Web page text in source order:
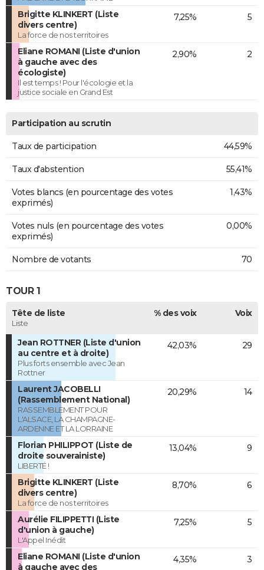
Brigitte KLINKERT (Liste
divers centre)
La force de nos territoires
7,25% 5
Eliane ROMANI (Liste d'union
à gauche avec des
écologiste)
Il est temps ! Pour l'écologie et la
justice sociale en Grand Est
2,90% 2
Participation au scrutin
Taux de participation 44,59%
Taux d'abstention 55,41%
Votes blancs (en pourcentage des votes
exprimés)
1,43%
Votes nuls (en pourcentage des votes
exprimés)
0,00%
Nombre de votants 70
TOUR 1
Tête de liste
Liste
% des voix Voix
Jean ROTTNER (Liste d'union
au centre et à droite)
Plus forts ensemble avec Jean
Rottner
42,03% 29
Laurent JACOBELLI
(Rassemblement National)
RASSEMBLEMENT POUR
L'ALSACE, LA CHAMPAGNE-
ARDENNE ET LA LORRAINE
20,29% 14
Florian PHILIPPOT (Liste de
droite souverainiste)
LIBERTÉ !
13,04% 9
Brigitte KLINKERT (Liste
divers centre)
La force de nos territoires
8,70% 6
Aurélie FILIPPETTI (Liste
d'union à gauche)
L'Appel Inédit
7,25% 5
Eliane ROMANI (Liste d'union
à gauche avec des
4,35% 3